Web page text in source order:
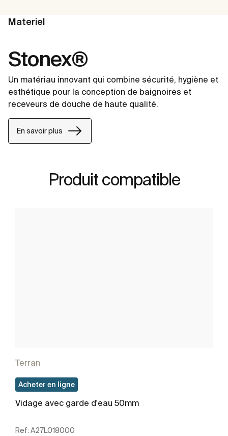
Materiel
Stonex®
Un matériau innovant qui combine sécurité, hygiène et
esthétique pour la conception de baignoires et
receveurs de douche de haute qualité.
En savoir plus
Produit compatible
Terran
Acheter en ligne
Vidage avec garde d'eau 50mm
Ref: A27L018000